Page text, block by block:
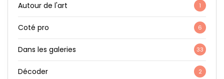
Autour de l'art 1
Coté pro 6
Dans les galeries 33
Décoder 2